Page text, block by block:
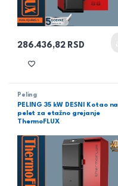
286.436,82 RSD
Peling
PELING 35 kW DESNI Kotao na
pelet za etažno grejanje
ThermoFLUX